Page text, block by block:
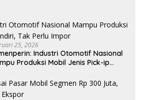
25, 2026
Industri Otomotif Nasional
Produksi Mobil Jenis Pick-ip